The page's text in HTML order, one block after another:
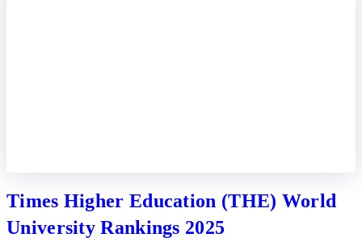
Times Higher Education (THE) World
University Rankings 2025